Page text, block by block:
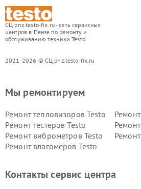
СЦ pnz.testo-fix.ru - сеть сервисных
центров в Пензе по ремонту и
обслуживанию техники Testo
2021-2026 © СЦ pnz.testo-fix.ru
Мы ремонтируем
Ремонт тепловизоров Testo
Ремонт тестеров Testo
Ремонт виброметров Testo
Ремонт влагомеров Testo
Контакты сервис центра